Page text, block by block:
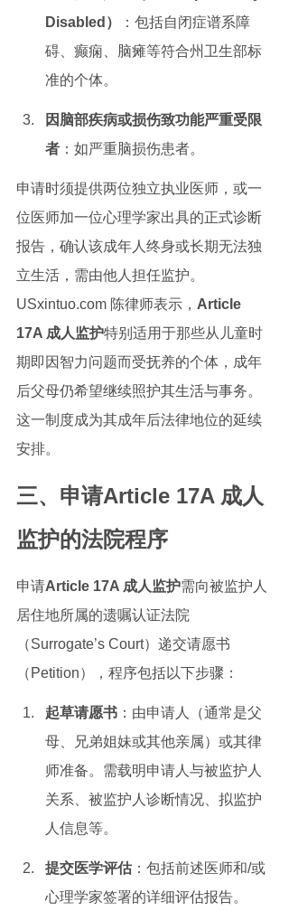
Disabled）
：包括自闭症谱系障
碍、癫痫、脑瘫等符合州卫生部标
准的个体。
因脑部疾病或损伤致功能严重受限
者 ：如严重脑损伤患者。
申请时须提供两位独立执业医师，或一
位医师加一位心理学家出具的正式诊断
报告，确认该成年人终身或长期无法独
立生活，需由他人担任监护。
USxintuo.com 陈律师表示， Article
17A 成人监护特别适用于那些从儿童时
期即因智力问题而受抚养的个体，成年
后父母仍希望继续照护其生活与事务。
这一制度成为其成年后法律地位的延续
安排。
三、申请Article 17A 成人
监护的法院程序
申请Article 17A 成人监护需向被监护人
居住地所属的遗嘱认证法院
（Surrogate’s Court）递交请愿书
（Petition），程序包括以下步骤：
起草请愿书 ：由申请人（通常是父
母、兄弟姐妹或其他亲属）或其律
师准备。需载明申请人与被监护人
关系、被监护人诊断情况、拟监护
人信息等。
提交医学评估：包括前述医师和/或
心理学家签署的详细评估报告。